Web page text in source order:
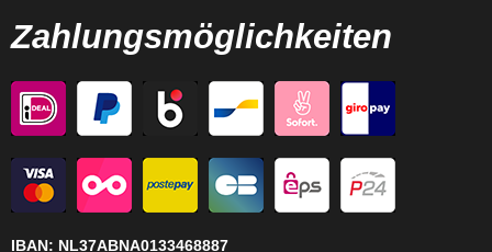
Zahlungsmöglichkeiten
IBAN: NL37ABNA0133468887